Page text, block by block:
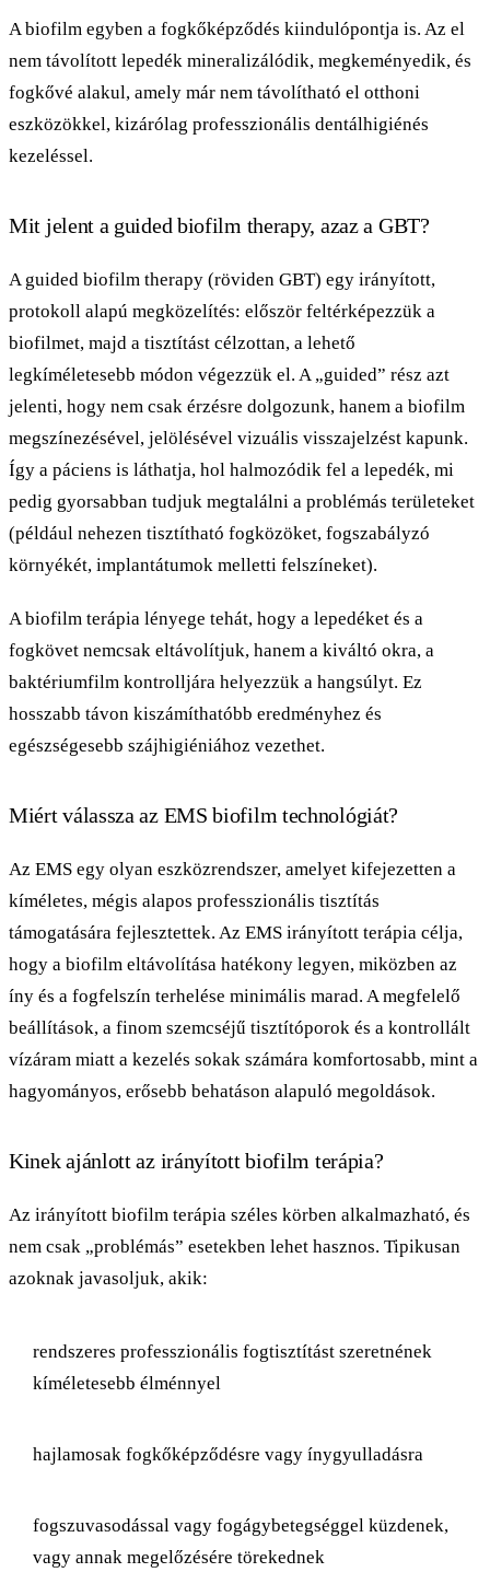
A biofilm egyben a fogkőképződés kiindulópontja is. Az el
nem távolított lepedék mineralizálódik, megkeményedik, és
fogkővé alakul, amely már nem távolítható el otthoni
eszközökkel, kizárólag professzionális dentálhigiénés
kezeléssel.
Mit jelent a guided biofilm therapy, azaz a GBT?
A guided biofilm therapy (röviden GBT) egy irányított,
protokoll alapú megközelítés: először feltérképezzük a
biofilmet, majd a tisztítást célzottan, a lehető
legkíméletesebb módon végezzük el. A „guided” rész azt
jelenti, hogy nem csak érzésre dolgozunk, hanem a biofilm
megszínezésével, jelölésével vizuális visszajelzést kapunk.
Így a páciens is láthatja, hol halmozódik fel a lepedék, mi
pedig gyorsabban tudjuk megtalálni a problémás területeket
(például nehezen tisztítható fogközöket, fogszabályzó
környékét, implantátumok melletti felszíneket).
A biofilm terápia lényege tehát, hogy a lepedéket és a
fogkövet nemcsak eltávolítjuk, hanem a kiváltó okra, a
baktériumfilm kontrolljára helyezzük a hangsúlyt. Ez
hosszabb távon kiszámíthatóbb eredményhez és
egészségesebb szájhigiéniához vezethet.
Miért válassza az EMS biofilm technológiát?
Az EMS egy olyan eszközrendszer, amelyet kifejezetten a
kíméletes, mégis alapos professzionális tisztítás
támogatására fejlesztettek. Az EMS irányított terápia célja,
hogy a biofilm eltávolítása hatékony legyen, miközben az
íny és a fogfelszín terhelése minimális marad. A megfelelő
beállítások, a finom szemcséjű tisztítóporok és a kontrollált
vízáram miatt a kezelés sokak számára komfortosabb, mint a
hagyományos, erősebb behatáson alapuló megoldások.
Kinek ajánlott az irányított biofilm terápia?
Az irányított biofilm terápia széles körben alkalmazható, és
nem csak „problémás” esetekben lehet hasznos. Tipikusan
azoknak javasoljuk, akik:
rendszeres professzionális fogtisztítást szeretnének
kíméletesebb élménnyel
hajlamosak fogkőképződésre vagy ínygyulladásra
fogszuvasodással vagy fogágybetegséggel küzdenek,
vagy annak megelőzésére törekednek